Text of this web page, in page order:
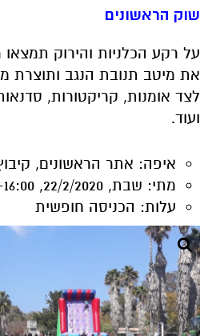
לצד אומנות, קריקטורות, סדנאות
איפה:
אתר הראשונים,
מתי: שבת, 22/2/2020, 10:00-16:00
עלות: